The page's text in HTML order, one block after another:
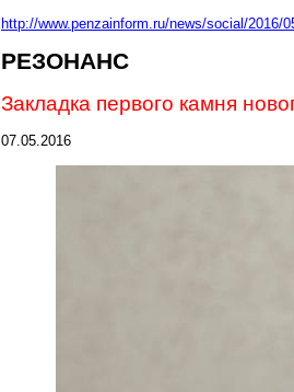
http://www.penzainform.ru/news/social/2016/
РЕЗОНАНС
Закладка первого камня
07.05.2016